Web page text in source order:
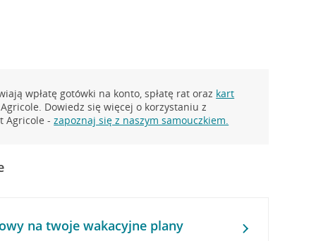
wpłatę gotówki na konto, spłatę rat oraz kart
Dowiedz się więcej o korzystaniu z
Agricole -zapoznaj się z naszym samouczkiem.
na twoje wakacyjne plany